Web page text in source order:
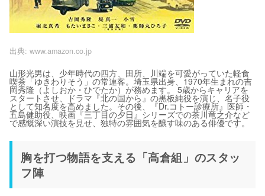
出典: www.amazon.co.jp
山形光男は、少年時代の四方、田所、川端を可愛がっていた軽食
喫茶「ゆきわりそう」の常連客。埼玉県出身、1970年生まれの吉
岡秀隆（よしおか・ひでたか）が務めます。 5歳からキャリアを
スタートさせ、ドラマ『北の国から』の黒板純役を演じ、名子役
として知名度を高めました。その後、『Dr.コトー診療所』医師・
五島健助役、映画『三丁目の夕日』シリーズでの茶川竜之介など
で感慨深い演技を見せ、独特の雰囲気を醸す味のある俳優です。
胸を打つ物語を支える「高倉組」のスタッ
フ陣